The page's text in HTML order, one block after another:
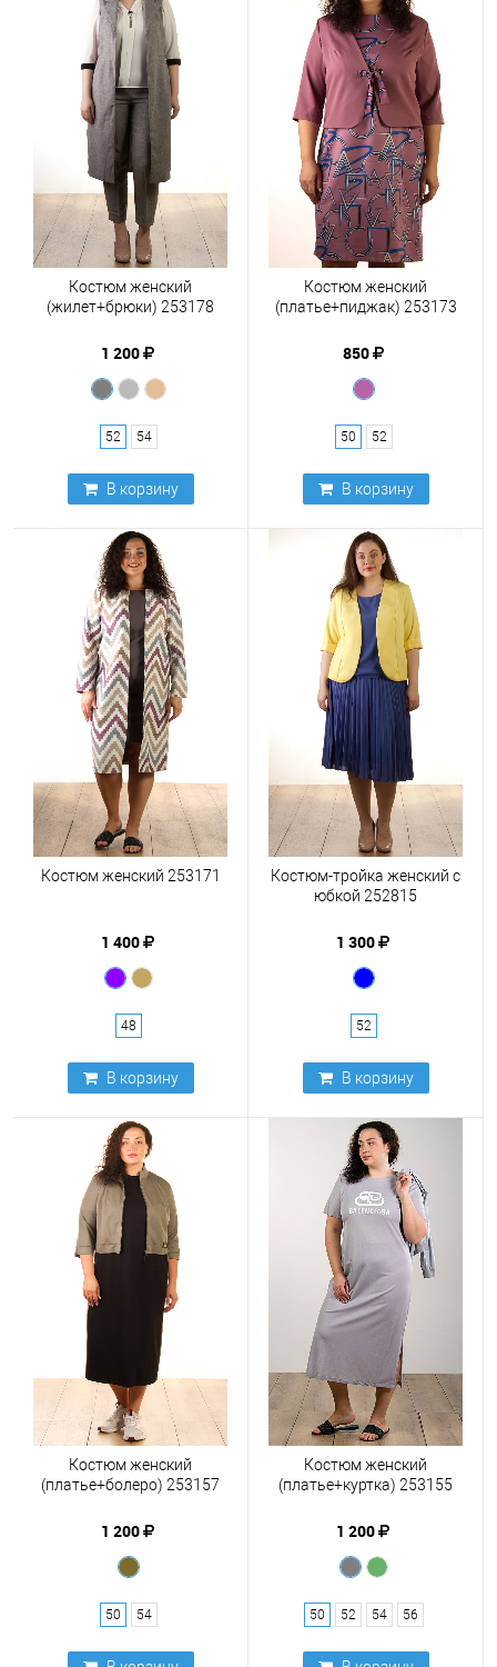
Костюм женский
(жилет+брюки) 253178
1 200
52 54
В корзину
Костюм женский
(платье+пиджак) 253173
850
50 52
В корзину
Костюм женский 253171
1 400
48
В корзину
Костюм-тройка женский с
юбкой 252815
1 300
52
В корзину
Костюм женский
(платье+болеро) 253157
1 200
50 54
Костюм женский
(платье+куртка) 253155
1 200
50 52 54 56